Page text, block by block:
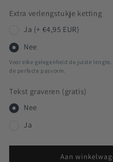
Extra verlengstukje ketting
Ja (+ €4,95 EUR)
Nee
Voor elke gelegenheid de juiste
de perfecte pasvorm.
Tekst graveren (gratis)
Nee
Ja
Aan